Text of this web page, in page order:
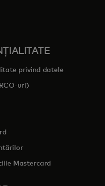
tab
privind datele
uri)
tab
Mastercard